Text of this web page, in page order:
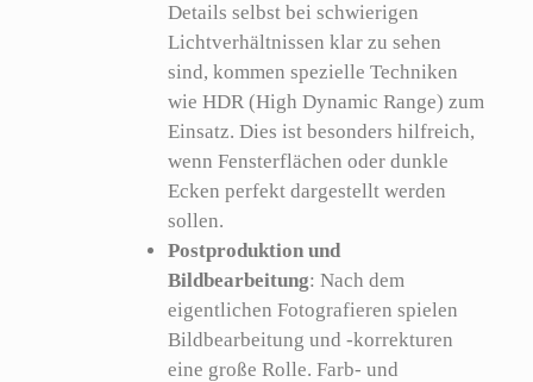
Details selbst bei schwierigen
Lichtverhältnissen klar zu sehen
sind, kommen spezielle Techniken
wie HDR (High Dynamic Range) zum
Einsatz. Dies ist besonders hilfreich,
wenn Fensterflächen oder dunkle
Ecken perfekt dargestellt werden
sollen.
Postproduktion und
Bildbearbeitung: Nach dem
eigentlichen Fotografieren spielen
Bildbearbeitung und -korrekturen
eine große Rolle. Farb- und